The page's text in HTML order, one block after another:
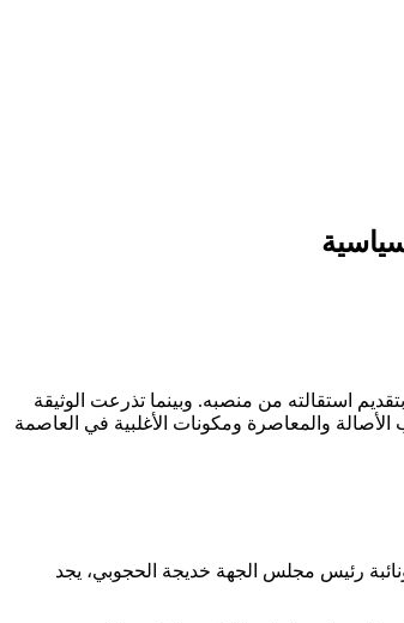
استقالته من منصبه. وبينما تذرعت الوثيقة
والمعاصرة ومكونات الأغلبية في العاصمة
رئيس مجلس الجهة خديجة الحجوبي، يجد